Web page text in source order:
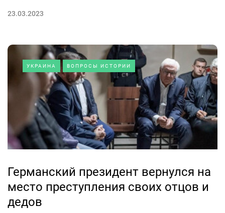
23.03.2023
УКРАИНА ВОПРОСЫ ИСТОРИИ
Германский президент вернулся на
место преступления своих отцов и
дедов